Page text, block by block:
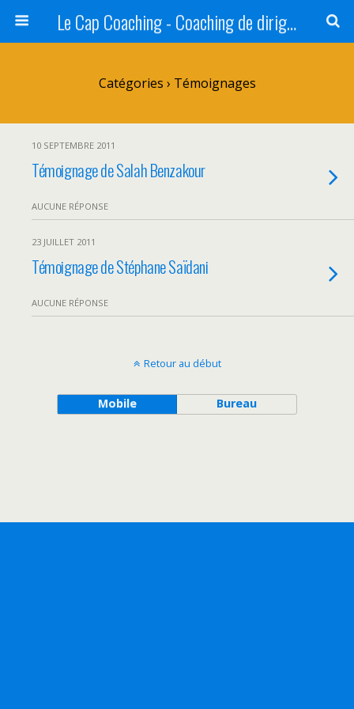
Le Cap Coaching - Coaching de dirigeants et d'équipes dirigeantes en Alsace
Catégories › Témoignages
10 SEPTEMBRE 2011
Témoignage de Salah Benzakour
AUCUNE RÉPONSE
23 JUILLET 2011
Témoignage de Stéphane Saïdani
AUCUNE RÉPONSE
Retour au début
Mobile Bureau